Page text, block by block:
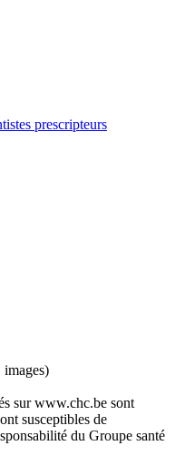
prescripteurs
sur www.chc.be sont
susceptibles de
du Groupe santé